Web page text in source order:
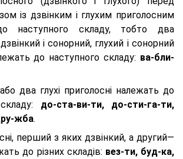
із дзвінким і глухим приголосним
наступного складу, тобто два
і сонорний, глухий і сонорний
до наступного складу: ва-бли-
два глухі приголосні належать до
до-ста-ви-ти, до-сти-га-ти,
жба.
перший з яких дзвінкий, а другий—
до різних складів: вез-ти, буд-ка,